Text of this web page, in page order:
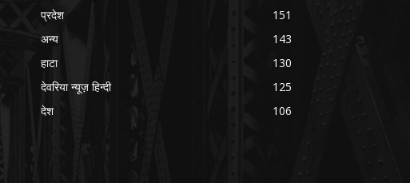
प्रदेश
151
अन्य
143
हाटा
130
देवरिया न्यूज़ हिन्दी
125
देश
106